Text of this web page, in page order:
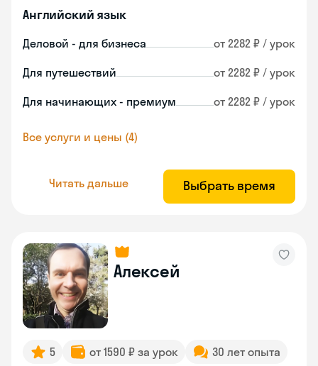
Английский язык
Деловой - для бизнеса от 2282 ₽ / урок
Для путешествий от 2282 ₽ / урок
Для начинающих - премиум от 2282 ₽ / урок
Все услуги и цены (4)
Читать дальше Выбрать время
Алексей
5 от 1590 ₽ за урок 30 лет опыта